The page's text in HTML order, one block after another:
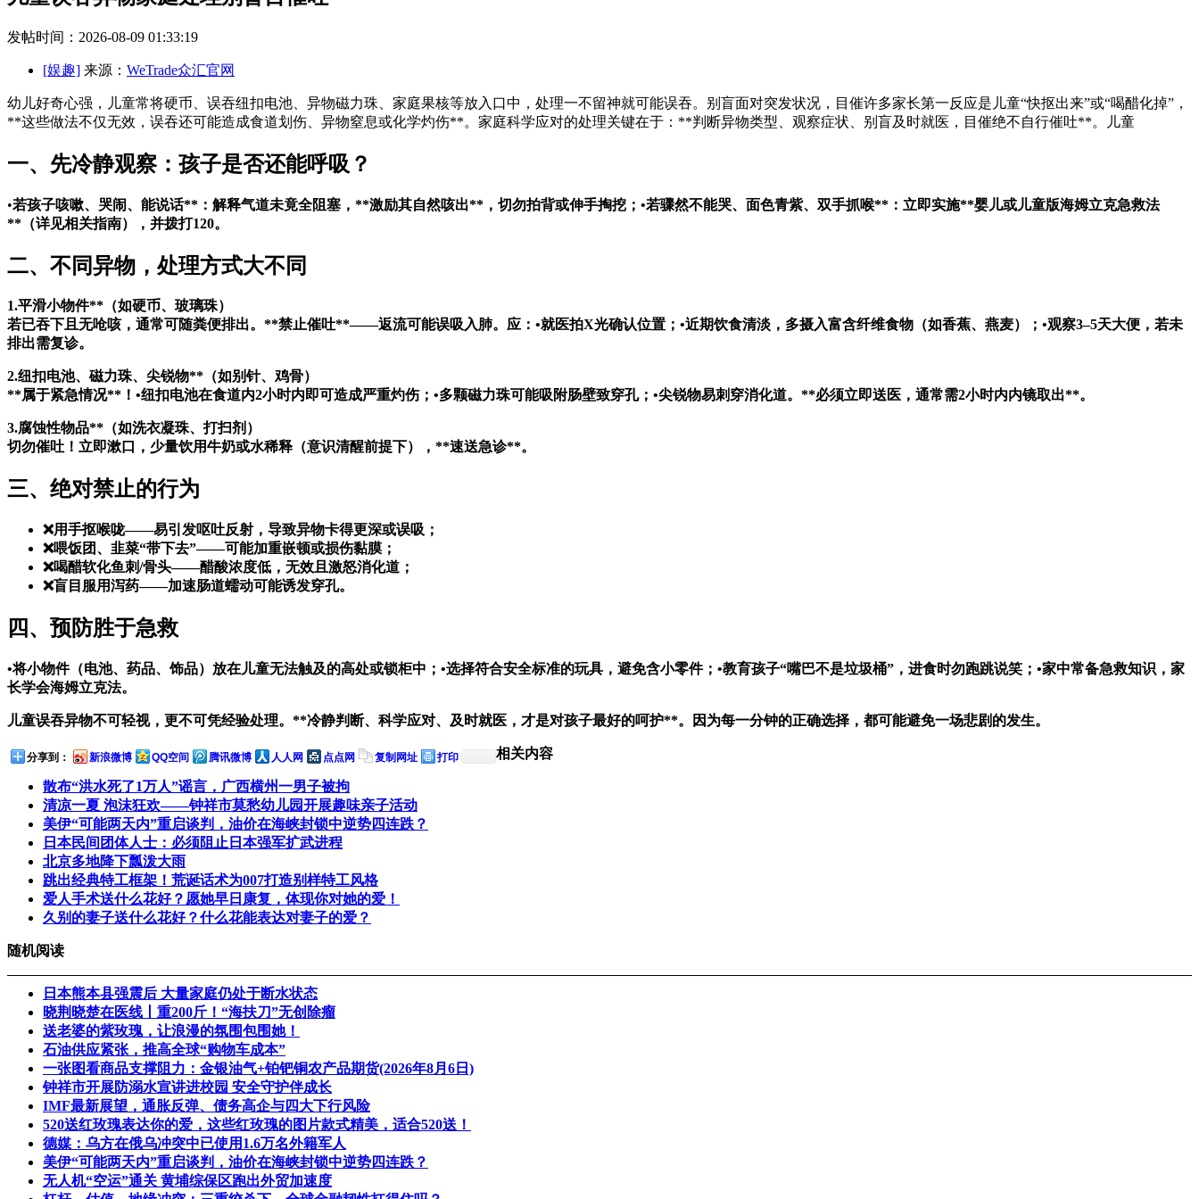
发帖时间：2026-08-09 01:33:19
[娱趣] 来源： WeTrade众汇官网
幼儿好奇心强，儿童常将硬币、误吞纽扣电池、异物磁力珠、家庭果核等放入口中，处理一不留神就可能误吞。别盲面对突发状况，目催许多家长第一反应是儿童“快抠出来”或“喝醋化掉”，
**这些做法不仅无效，误吞还可能造成食道划伤、异物窒息或化学灼伤**。家庭科学应对的处理关键在于：**判断异物类型、观察症状、别盲及时就医，目催绝不自行催吐**。儿童
一、先冷静观察：孩子是否还能呼吸？
•若孩子咳嗽、哭闹、能说话**：解释气道未竟全阻塞，**激励其自然咳出**，切勿拍背或伸手掏挖；•若骤然不能哭、面色青紫、双手抓喉**：立即实施**婴儿或儿童版海姆立克急救法
**（详见相关指南），并拨打120。
二、不同异物，处理方式大不同
1.平滑小物件**（如硬币、玻璃珠）
若已吞下且无呛咳，通常可随粪便排出。**禁止催吐**——返流可能误吸入肺。应：•就医拍X光确认位置；•近期饮食清淡，多摄入富含纤维食物（如香蕉、燕麦）；•观察3–5天大便，若未
排出需复诊。
2.纽扣电池、磁力珠、尖锐物**（如别针、鸡骨）
**属于紧急情况**！•纽扣电池在食道内2小时内即可造成严重灼伤；•多颗磁力珠可能吸附肠壁致穿孔；•尖锐物易刺穿消化道。**必须立即送医，通常需2小时内内镜取出**。
3.腐蚀性物品**（如洗衣凝珠、打扫剂）
切勿催吐！立即漱口，少量饮用牛奶或水稀释（意识清醒前提下），**速送急诊**。
三、绝对禁止的行为
❌用手抠喉咙——易引发呕吐反射，导致异物卡得更深或误吸；
❌喂饭团、韭菜“带下去”——可能加重嵌顿或损伤黏膜；
❌喝醋软化鱼刺/骨头——醋酸浓度低，无效且激怒消化道；
❌盲目服用泻药——加速肠道蠕动可能诱发穿孔。
四、预防胜于急救
•将小物件（电池、药品、饰品）放在儿童无法触及的高处或锁柜中；•选择符合安全标准的玩具，避免含小零件；•教育孩子“嘴巴不是垃圾桶”，进食时勿跑跳说笑；•家中常备急救知识，家
长学会海姆立克法。
儿童误吞异物不可轻视，更不可凭经验处理。**冷静判断、科学应对、及时就医，才是对孩子最好的呵护**。因为每一分钟的正确选择，都可能避免一场悲剧的发生。
分享到： 新浪微博 QQ空间 腾讯微博 人人网 点点网 复制网址 打印 相关内容
散布“洪水死了1万人”谣言，广西横州一男子被拘
清凉一夏 泡沫狂欢——钟祥市莫愁幼儿园开展趣味亲子活动
美伊“可能两天内”重启谈判，油价在海峡封锁中逆势四连跌？
日本民间团体人士：必须阻止日本强军扩武进程
北京多地降下瓢泼大雨
跳出经典特工框架！荒诞话术为007打造别样特工风格
爱人手术送什么花好？愿她早日康复，体现你对她的爱！
久别的妻子送什么花好？什么花能表达对妻子的爱？
随机阅读
日本熊本县强震后 大量家庭仍处于断水状态
晓荆晓楚在医线丨重200斤！“海扶刀”无创除瘤
送老婆的紫玫瑰，让浪漫的氛围包围她！
石油供应紧张，推高全球“购物车成本”
一张图看商品支撑阻力：金银油气+铂钯铜农产品期货(2026年8月6日)
钟祥市开展防溺水宣讲进校园 安全守护伴成长
IMF最新展望，通胀反弹、债务高企与四大下行风险
520送红玫瑰表达你的爱，这些红玫瑰的图片款式精美，适合520送！
德媒：乌方在俄乌冲突中已使用1.6万名外籍军人
美伊“可能两天内”重启谈判，油价在海峡封锁中逆势四连跌？
无人机“空运”通关 黄埔综保区跑出外贸加速度